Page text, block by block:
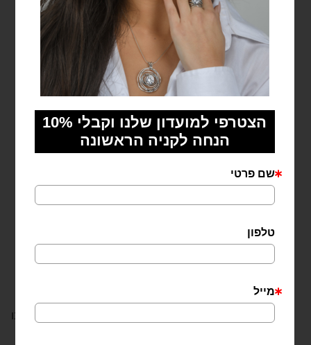
מקש F11 יגדיל את המסך לגודל מלא – לחיצה
נוספת תקטין אותו חזרה.
למען הסר ספק:
אנחנו מחויבים להפוך את אתרינו לנגיש לכלל האנשים,
בעלי יכולות ובעלי מוגבלויות.
באתר זה תוכלו למצוא את הטכנולוגיה המתאימה לצרכים
שלכם.
אתר זה הנו אתר שמיש לכלל האוכלוסייה ברובו
שלא נמצאה טכנולוגיה מתאימה ולצד זה אנו מבטיחים כי
במידה ונתקלתם בקושי בגלישה באתר וצפייה בתוכנו אנו
מתנצלים ונשמח מאוד כי תפנו את תשומת ליבנו לכך ואנו